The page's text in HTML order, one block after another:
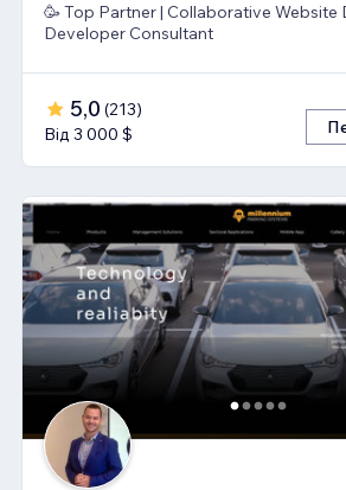
🥳 Top Partner | Collaborative Website
Developer Consultant
5,0 (213)
Від 3 000 $